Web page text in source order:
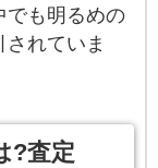
でも明るめの
れていま
?査定